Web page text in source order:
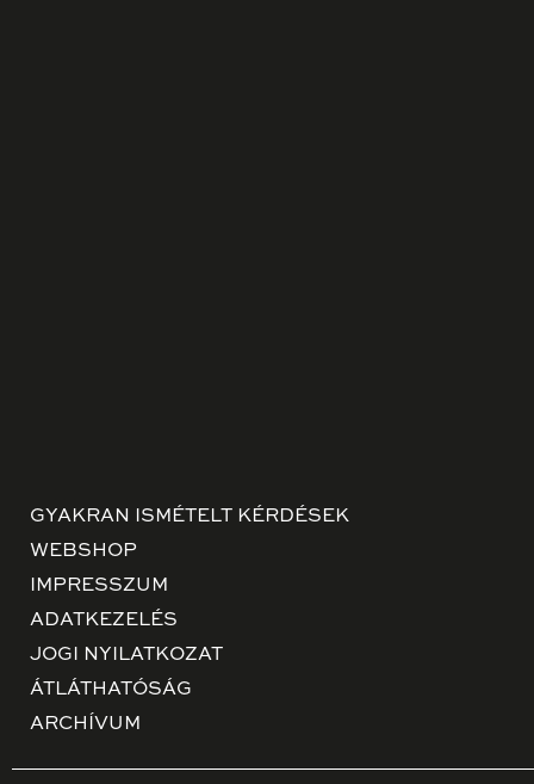
GYAKRAN ISMÉTELT KÉRDÉSEK
WEBSHOP
IMPRESSZUM
ADATKEZELÉS
JOGI NYILATKOZAT
ÁTLÁTHATÓSÁG
ARCHÍVUM